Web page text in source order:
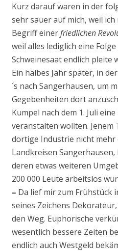
Kurz darauf waren in der
sehr sauer auf mich, weil
Begriff einerfriedlichen
weil alles lediglich eine
Schweinesaat endlich pleite
Ein halbes Jahr später, in
´s nach Sangerhausen, um
Gegebenheiten dort
Kumpel nach dem 1. Juli
veranstalten wollten. Jenem
dortige Industrie nicht mehr
Landkreisen
deren etwas weiteren
200 000 Leute arbeitslos
– Da lief mir zum Frühstück
seines Zeichens
den Weg. Euphorische
wesentlich bessere Zeiten
endlich auch Westgeld